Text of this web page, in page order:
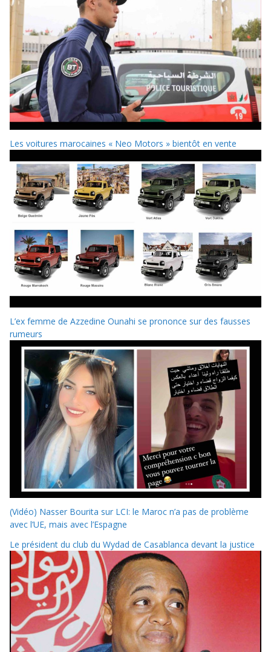
Les voitures marocaines « Neo Motors » bientôt en vente
L’ex femme de Azzedine Ounahi se prononce sur des fausses
rumeurs
(Vidéo) Nasser Bourita sur LCI: le Maroc n’a pas de problème
avec l’UE, mais avec l’Espagne
Le président du club du Wydad de Casablanca devant la justice